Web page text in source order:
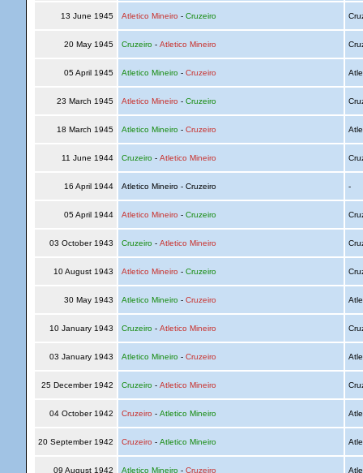
13 June 1945 Atletico Mineiro - Cruzeiro
20 May 1945 Cruzeiro- Atletico Mineiro
05 April 1945 Atletico Mineiro- Cruzeiro
23 March 1945 Atletico Mineiro - Cruzeiro
18 March 1945 Atletico Mineiro- Cruzeiro
11 June 1944 Cruzeiro- Atletico Mineiro
16 April 1944 Atletico Mineiro - Cruzeiro -
05 April 1944 Atletico Mineiro - Cruzeiro
03 October 1943 Cruzeiro- Atletico Mineiro
10 August 1943 Atletico Mineiro - Cruzeiro
30 May 1943 Atletico Mineiro- Cruzeiro
10 January 1943 Cruzeiro- Atletico Mineiro
03 January 1943 Atletico Mineiro- Cruzeiro
25 December 1942 Cruzeiro- Atletico Mineiro
04 October 1942 Cruzeiro - Atletico Mineiro
20 September 1942 Cruzeiro - Atletico Mineiro
09 August 1942 Atletico Mineiro- Cruzeiro